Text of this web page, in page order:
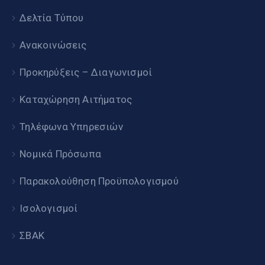
Δελτία Τύπου
Ανακοινώσεις
Προκηρύξεις – Διαγωνισμοί
Καταχώρηση Αιτήματος
Τηλέφωνα Υπηρεσιών
Νομικά Πρόσωπα
Παρακολούθηση Προϋπολογισμού
Ισολογισμοί
ΣΒΑΚ